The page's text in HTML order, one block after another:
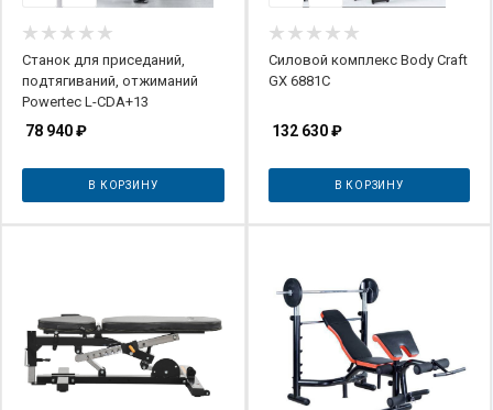
Станок для приседаний,
подтягиваний, отжиманий
Powertec L-CDA+13
78 940₽
В КОРЗИНУ
Силовой комплекс Body Craft
GX 6881C
132 630₽
В КОРЗИНУ